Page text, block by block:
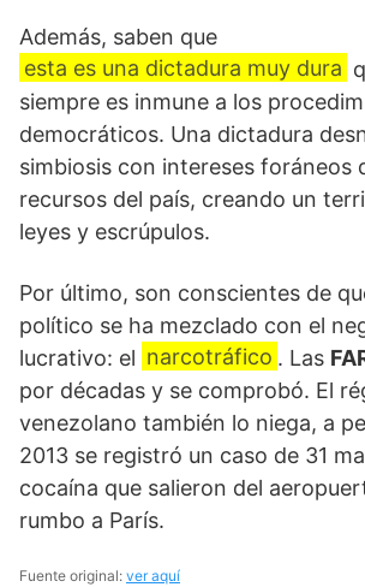
Además, saben que
esta es una dictadura muy dura
siempre es inmune a los
democráticos. Una dictadura
simbiosis con intereses foráneos
recursos del país, creando un
leyes y escrúpulos.
Por último, son conscientes de
político se ha mezclado con el
lucrativo: el narcotráfico . Las
por décadas y se comprobó. El
venezolano también lo niega, a
2013 se registró un caso de 31
cocaína que salieron del
rumbo a París.
Fuente original: ver aquí